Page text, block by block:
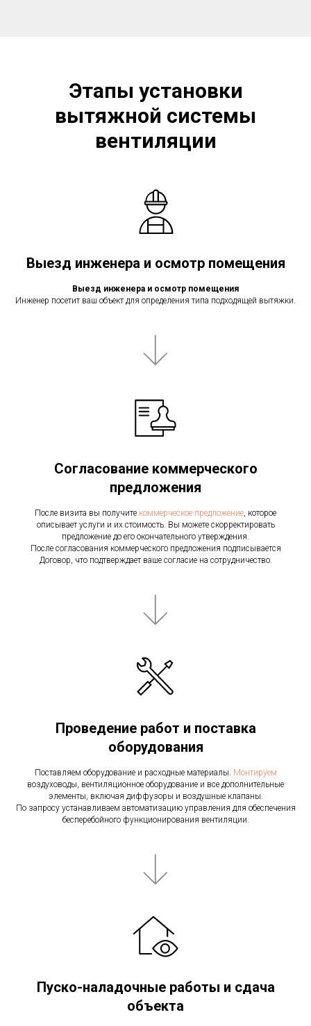
Этапы установки
вытяжной системы
вентиляции
Выезд инженера и осмотр помещения
Выезд инженера и осмотр помещения
Инженер посетит ваш объект для определения типа подходящей вытяжки.
Согласование коммерческого
предложения
После визита вы получите коммерческое предложение, которое
описывает услуги и их стоимость. Вы можете скорректировать
предложение до его окончательного утверждения.
После согласования коммерческого предложения подписывается
Договор, что подтверждает ваше согласие на сотрудничество.
Проведение работ и поставка
оборудования
Поставляем оборудование и расходные материалы. Монтируем
воздуховоды, вентиляционное оборудование и все дополнительные
элементы, включая диффузоры и воздушные клапаны.
По запросу устанавливаем автоматизацию управления для обеспечения
бесперебойного функционирования вентиляции.
Пуско-наладочные работы и сдача
объекта